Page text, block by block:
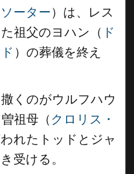
ーター）は、レス
祖父のヨハン（ ド
）の葬儀を終え
くのがウルフハウ
祖母（ クロリス・
れたトッドとジャ
受ける。